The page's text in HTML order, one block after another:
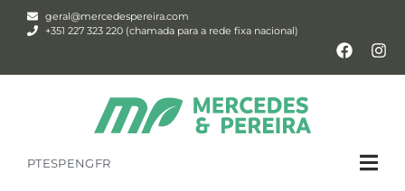
geral@mercedespereira.com
+351 227 323 220 (chamada para a rede fixa nacional)
PTESPENGFR